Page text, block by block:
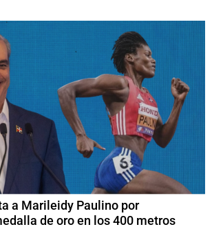
a Marileidy Paulino por
de oro en los 400 metros